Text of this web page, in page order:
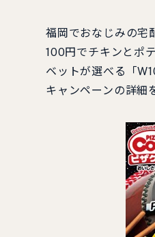
福岡でおなじみの宅
100円でチキンとポ
ベットが選べる「
キャンペーンの詳細